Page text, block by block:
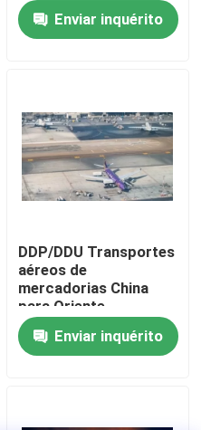
Enviar inquérito
DDP/DDU Transportes
aéreos de
mercadorias China
para Oriente
Médio/EAU/África do
Sul/DubaiEnviar inquérito